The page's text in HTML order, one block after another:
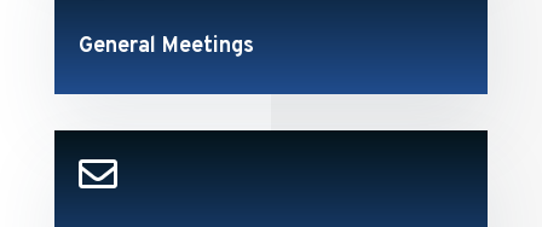
General Meetings
